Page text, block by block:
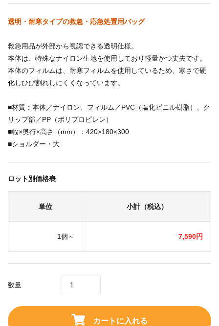
透明・耐寒タイプの救急・応急処置用バッグ
救急用品が外部から視認できる透明仕様。
本体は、特殊なナイロン生地を使用しており軽量かつ丈夫です。
本体のフィルムは、耐寒フィルムを使用しているため、寒さで硬
化しひび割れしにくくなっています。
■材質：本体／ナイロン、フィルム／PVC（塩化ビニル樹脂）、ク
リップ部／PP（ポリプロピレン）
■幅×奥行×高さ（mm）：420×180×300
■ショルダー・大
ロット別価格表
単位 小計（税込）
1個～ 7,590円
数量
カートに入れる